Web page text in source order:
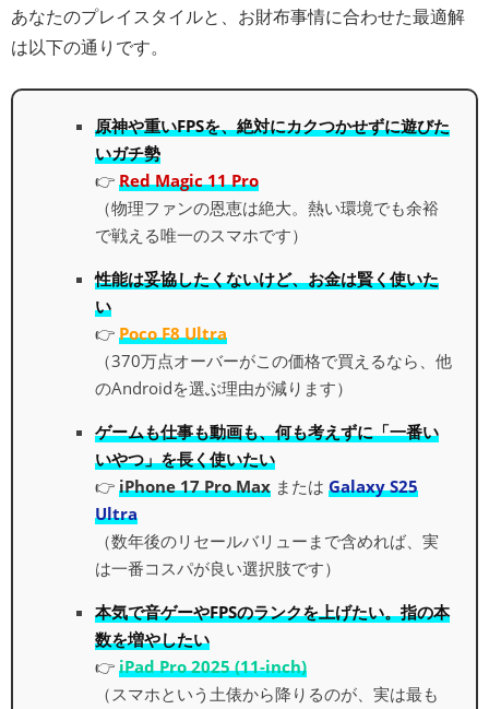
あなたのプレイスタイルと、お財布事情に合わせた最適解
は以下の通りです。
原神や重いFPSを、絶対にカクつかせずに遊びた
いガチ勢
👉 Red Magic 11 Pro
（物理ファンの恩恵は絶大。熱い環境でも余裕
で戦える唯一のスマホです）
性能は妥協したくないけど、お金は賢く使いた
い
👉 Poco F8 Ultra
（370万点オーバーがこの価格で買えるなら、他
のAndroidを選ぶ理由が減ります）
ゲームも仕事も動画も、何も考えずに「一番い
いやつ」を長く使いたい
👉 iPhone 17 Pro Max または Galaxy S25
Ultra
（数年後のリセールバリューまで含めれば、実
は一番コスパが良い選択肢です）
本気で音ゲーやFPSのランクを上げたい。指の本
数を増やしたい
👉 iPad Pro 2025 (11-inch)
（スマホという土俵から降りるのが、実は最も